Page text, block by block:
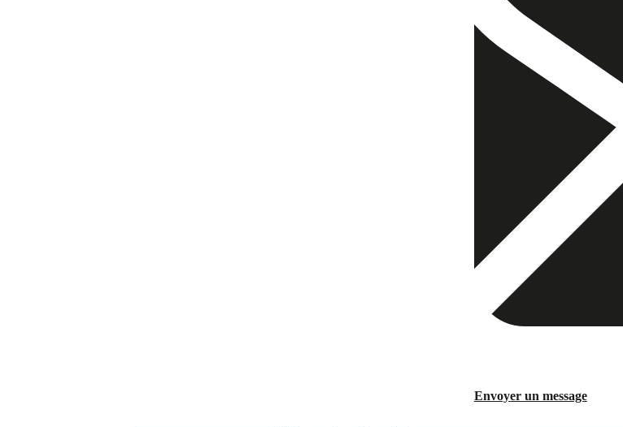
Envoyer un message